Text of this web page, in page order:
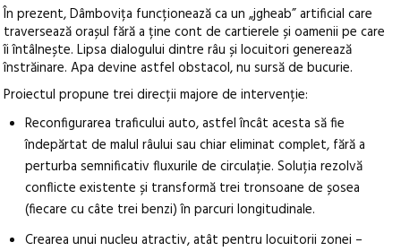
În prezent, Dâmbovița funcționează ca un „jgheab” artificial care
traversează orașul fără a ține cont de cartierele și oamenii pe care
îi întâlnește. Lipsa dialogului dintre râu și locuitori generează
înstrăinare. Apa devine astfel obstacol, nu sursă de bucurie.
Proiectul propune trei direcții majore de intervenție:
Reconfigurarea traficului auto, astfel încât acesta să fie
îndepărtat de malul râului sau chiar eliminat complet, fără a
perturba semnificativ fluxurile de circulație. Soluția rezolvă
conflicte existente și transformă trei tronsoane de șosea
(fiecare cu câte trei benzi) în parcuri longitudinale.
Crearea unui nucleu atractiv, atât pentru locuitorii zonei –